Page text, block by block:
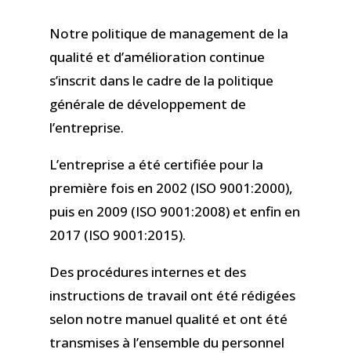
Notre politique de management de la
qualité et d’amélioration continue
s’inscrit dans le cadre de la politique
générale de développement de
l’entreprise.
L’entreprise a été certifiée pour la
première fois en 2002 (ISO 9001:2000),
puis en 2009 (ISO 9001:2008) et enfin en
2017 (ISO 9001:2015).
Des procédures internes et des
instructions de travail ont été rédigées
selon notre manuel qualité et ont été
transmises à l’ensemble du personnel